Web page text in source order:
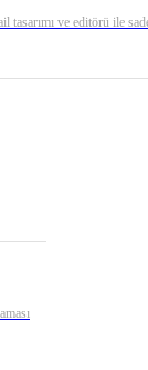
tasarımı ve editörü ile